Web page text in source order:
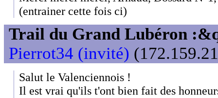
(entrainer cette fois ci)
Trail du Grand Lubéron
Pierrot34 (invité)
Salut le Valenciennois !
Il est vrai qu'ils t'ont bien fait des